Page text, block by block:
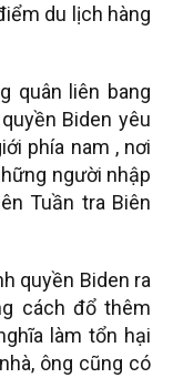
du lịch hàng
quân liên bang
Biden yêu
phía nam , nơi
người nhập
Tuần tra Biên
quyền Biden ra
cách đổ thêm
làm tổn hại
ông cũng có